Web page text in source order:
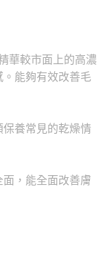
華較市面上的高濃
能夠有效改善毛
養常見的乾燥情
，能全面改善膚